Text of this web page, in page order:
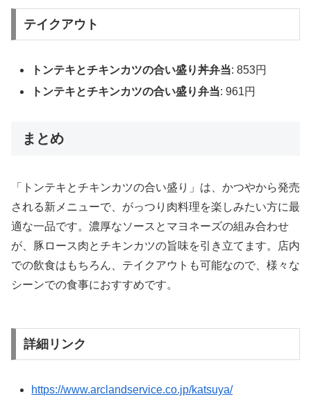
テイクアウト
トンテキとチキンカツの合い盛り丼弁当: 853円
トンテキとチキンカツの合い盛り弁当: 961円
まとめ
「トンテキとチキンカツの合い盛り」は、かつやから発売
される新メニューで、がっつり肉料理を楽しみたい方に最
適な一品です。濃厚なソースとマヨネーズの組み合わせ
が、豚ロース肉とチキンカツの旨味を引き立てます。店内
での飲食はもちろん、テイクアウトも可能なので、様々な
シーンでの食事におすすめです。
詳細リンク
https://www.arclandservice.co.jp/katsuya/